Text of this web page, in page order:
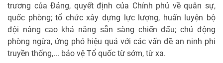
trương của Đảng, quyết định của Chính phủ về quân sự,
quốc phòng; tổ chức xây dựng lực lượng, huấn luyện bộ
đội nâng cao khả năng sẵn sàng chiến đấu; chủ động
phòng ngừa, ứng phó hiệu quả với các vấn đề an ninh phi
truyền thống,... bảo vệ Tổ quốc từ sớm, từ xa.